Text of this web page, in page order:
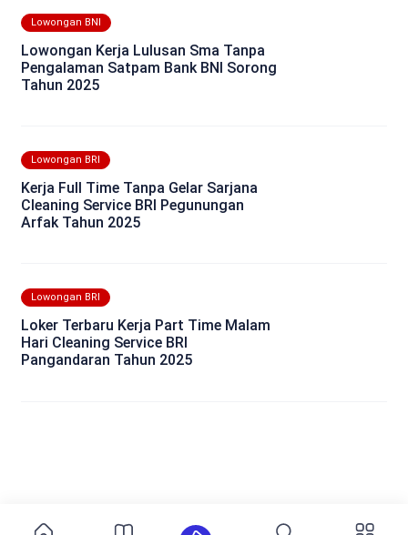
Lowongan BNI
Lowongan Kerja Lulusan Sma Tanpa
Pengalaman Satpam Bank BNI Sorong
Tahun 2025
Lowongan BRI
Kerja Full Time Tanpa Gelar Sarjana
Cleaning Service BRI Pegunungan
Arfak Tahun 2025
Lowongan BRI
Loker Terbaru Kerja Part Time Malam
Hari Cleaning Service BRI
Pangandaran Tahun 2025